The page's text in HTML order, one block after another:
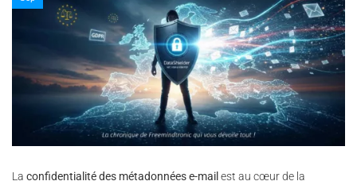
La confidentialité des métadonnées e-mail est au cœur de la